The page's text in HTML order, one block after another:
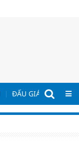
ĐẤU GIÁ - ĐẤU